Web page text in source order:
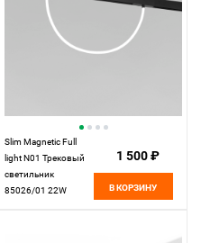
Slim Magnetic Full
light N01 Трековый
светильник
85026/01 22W
1 500 ₽
В КОРЗИНУ